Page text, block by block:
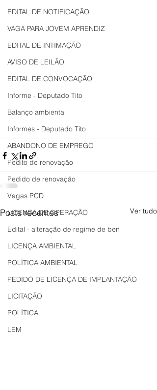
EDITAL DE NOTIFICAÇÃO
VAGA PARA JOVEM APRENDIZ
EDITAL DE INTIMAÇÃO
AVISO DE LEILÃO
EDITAL DE CONVOCAÇÃO
Informe - Deputado Tito
Balanço ambiental
Informes - Deputado Tito
ABANDONO DE EMPREGO
Pedito de renovação
Pedido de renovação
Vagas PCD
LICENÇA DE OPERAÇÃO
Edital - alteração de regime de ben
LICENÇA AMBIENTAL
POLÍTICA AMBIENTAL
PEDIDO DE LICENÇA DE IMPLANTAÇÃO
LICITAÇÃO
POLÍTICA
LEM
Posts recentes Ver tudo